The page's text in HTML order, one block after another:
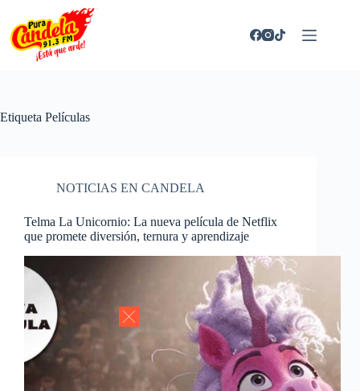
contenido
Etiqueta Películas
NOTICIAS EN CANDELA
Telma La Unicornio: La nueva película de Netflix
que promete diversión, ternura y aprendizaje